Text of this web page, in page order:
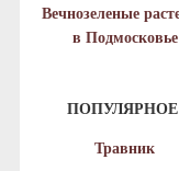
Вечнозеленые
в Подмосковье
Травник